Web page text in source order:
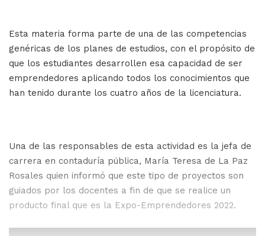
Esta materia forma parte de una de las competencias
genéricas de los planes de estudios, con el propósito de
que los estudiantes desarrollen esa capacidad de ser
emprendedores aplicando todos los conocimientos que
han tenido durante los cuatro años de la licenciatura.
Una de las responsables de esta actividad es la jefa de
carrera en contaduría pública, María Teresa de La Paz
Rosales quien informó que este tipo de proyectos son
guiados por los docentes a fin de que se realice un
producto final que es la Expo-Emprendedores 2022.